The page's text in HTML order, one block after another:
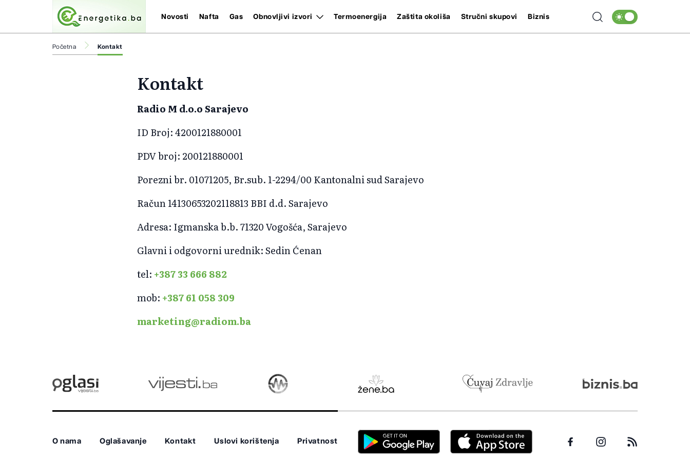
Novosti Nafta Gas Obnovljivi izvori Termoenergija Zaštita okoliša Stručni skupovi Biznis
Početna Kontakt
Kontakt
Radio M d.o.o Sarajevo
ID Broj: 4200121880001
PDV broj: 200121880001
Porezni br. 01071205, Br.sub. 1-2294/00 Kantonalni sud Sarajevo
Račun 14130653202118813 BBI d.d. Sarajevo
Adresa: Igmanska b.b. 71320 Vogošća, Sarajevo
Glavni i odgovorni urednik: Sedin Ćenan
tel: +387 33 666 882
mob: +387 61 058 309
marketing@radiom.ba
O nama Oglašavanje Kontakt Uslovi korištenja Privatnost